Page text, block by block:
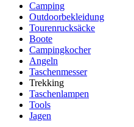
Camping
Outdoorbekleidung
Tourenrucksäcke
Boote
Campingkocher
Angeln
Taschenmesser
Trekking
Taschenlampen
Tools
Jagen